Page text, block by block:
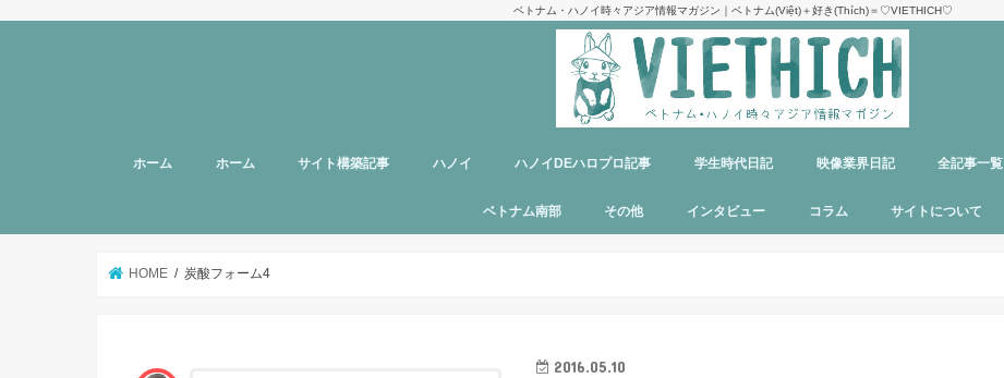
ベトナム・ハノイ時々アジア情報マガジン｜ベトナム(Việt)＋好き(Thích)＝♡VIETHICH♡
ホーム ホーム サイト構築記事 ハノイ
旅行者向け ベトナム料理
多国籍料理
ハンバーガー
カフェ
中華料理
日本食
ラーメン
デリバリーサービス
パブ／バー
マッサージ
ヘルスケア
ハノイ近郊観光
アンケート
ハノイDEハロプロ記事 学生時代日記 映像業界日記 全記事一覧
ベトナム南部 その他 インタビュー コラム サイトについて
HOME 炭酸フォーム4
2016.05.10